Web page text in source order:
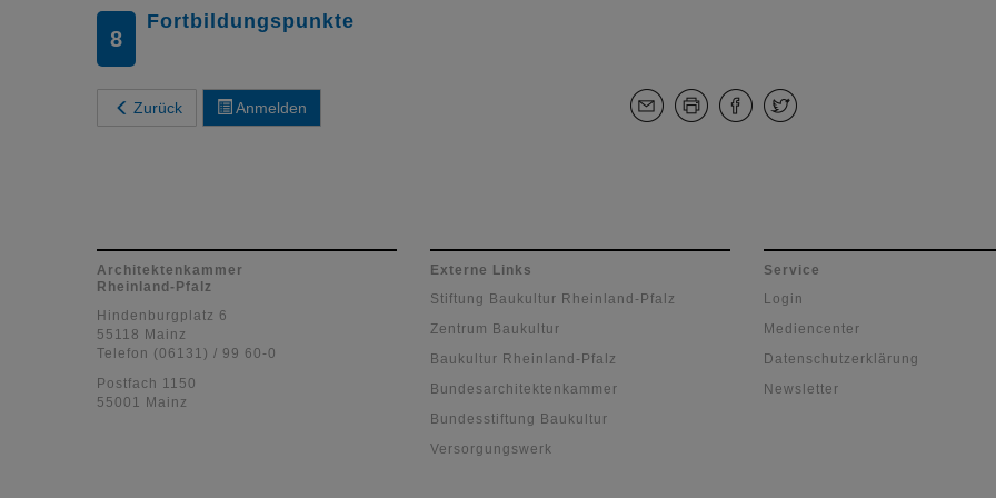
8
Fortbildungspunkte
Zurück Anmelden
Architektenkammer
Rheinland-Pfalz
Hindenburgplatz 6
55118 Mainz
Telefon (06131) / 99 60-0
Postfach 1150
55001 Mainz
Externe Links
Stiftung Baukultur Rheinland-Pfalz
Zentrum Baukultur
Baukultur Rheinland-Pfalz
Bundesarchitektenkammer
Bundesstiftung Baukultur
Versorgungswerk
Service
Login
Mediencenter
Datenschutzerklärung
Newsletter